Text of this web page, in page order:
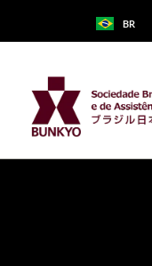
BR